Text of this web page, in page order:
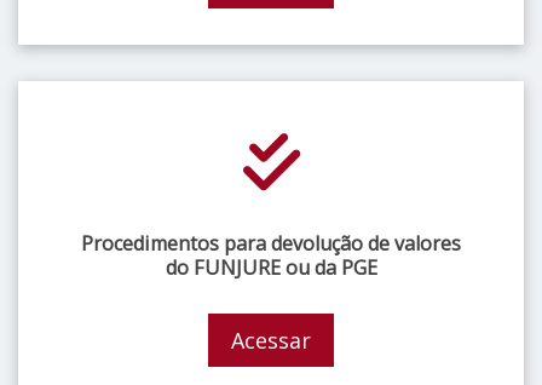
Procedimentos para devolução de valores
do FUNJURE ou da PGE
Acessar